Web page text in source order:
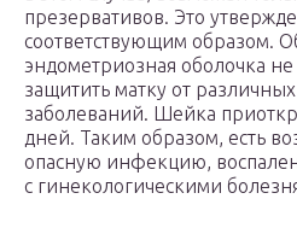
презервативов. Это
соответствующим образом.
эндометриозная оболочка
защитить матку от
заболеваний. Шейка
дней. Таким образом, есть
опасную инфекцию,
с гинекологическими